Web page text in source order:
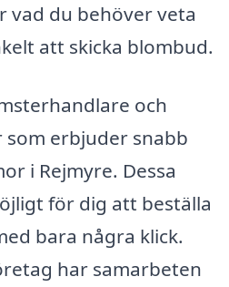
vad du behöver veta
att skicka blombud.
och
erbjuder snabb
i Rejmyre. Dessa
för dig att beställa
bara några klick.
har samarbeten